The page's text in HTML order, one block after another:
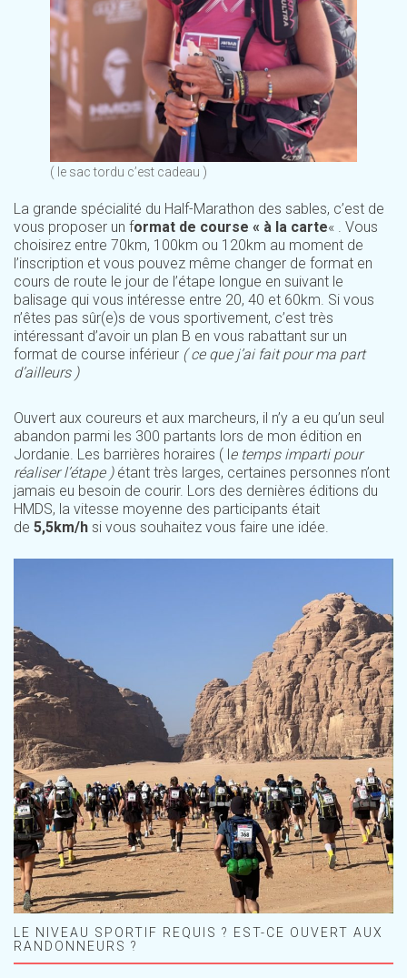
( le sac tordu c’est cadeau )
La grande spécialité du Half-Marathon des sables, c’est de
vous proposer un format de course « à la carte« . Vous
choisirez entre 70km, 100km ou 120km au moment de
l’inscription et vous pouvez même changer de format en
cours de route le jour de l’étape longue en suivant le
balisage qui vous intéresse entre 20, 40 et 60km. Si vous
n’êtes pas sûr(e)s de vous sportivement, c’est très
intéressant d’avoir un plan B en vous rabattant sur un
format de course inférieur ( ce que j’ai fait pour ma part
d’ailleurs )
Ouvert aux coureurs et aux marcheurs, il n’y a eu qu’un seul
abandon parmi les 300 partants lors de mon édition en
Jordanie. Les barrières horaires ( le temps imparti pour
réaliser l’étape ) étant très larges, certaines personnes n’ont
jamais eu besoin de courir. Lors des dernières éditions du
HMDS, la vitesse moyenne des participants était
de 5,5km/h si vous souhaitez vous faire une idée.
LE NIVEAU SPORTIF REQUIS ? EST-CE OUVERT AUX
RANDONNEURS ?